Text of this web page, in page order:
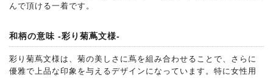
んで頂ける一着です。
和柄の意味 -彩り菊蔦文様-
彩り菊蔦文様は、菊の美しさに蔦を組み合わせることで、さらに
優雅で上品な印象を与えるデザインになっています。特に女性用